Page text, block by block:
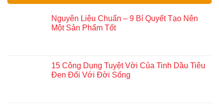
Nguyên Liệu Chuẩn – 9 Bí Quyết Tạo Nên
Một Sản Phẩm Tốt
15 Công Dụng Tuyệt Vời Của Tinh Dầu Tiêu
Đen Đối Với Đời Sống